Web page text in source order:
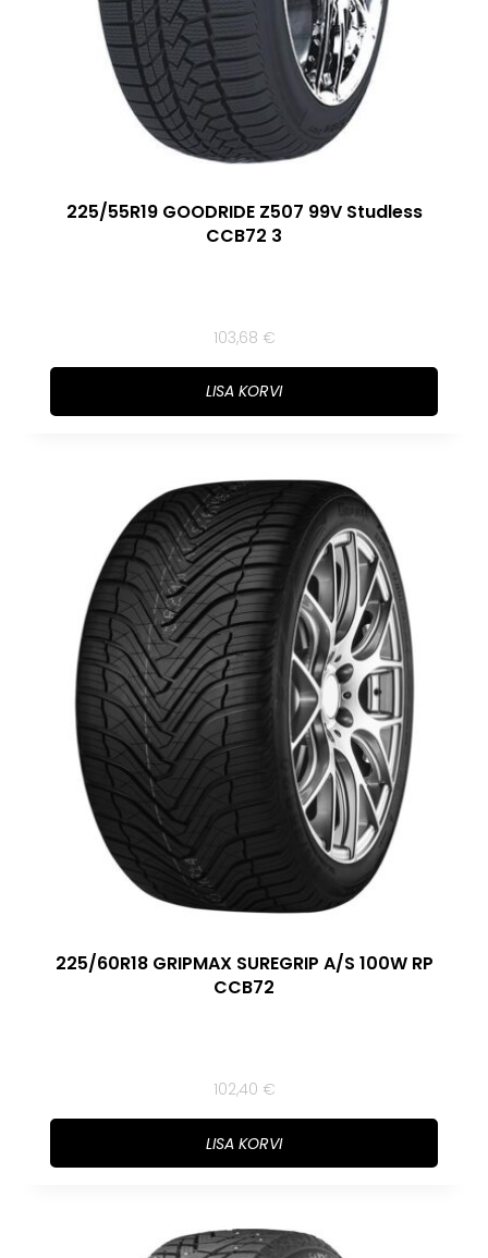
225/55R19 GOODRIDE Z507 99V Studless
CCB72 3
103,68 €
LISA KORVI
225/60R18 GRIPMAX SUREGRIP A/S 100W RP
CCB72
102,40 €
LISA KORVI